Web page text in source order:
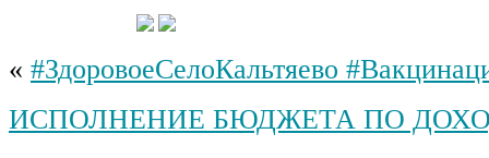
« #ЗдоровоеСелоКальтяево
ИСПОЛНЕНИЕ БЮДЖЕТА ПО